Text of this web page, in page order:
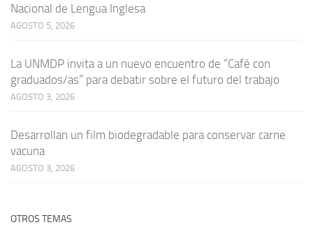
Nacional de Lengua Inglesa
AGOSTO 5, 2026
La UNMDP invita a un nuevo encuentro de “Café con
graduados/as” para debatir sobre el futuro del trabajo
AGOSTO 3, 2026
Desarrollan un film biodegradable para conservar carne
vacuna
AGOSTO 3, 2026
OTROS TEMAS